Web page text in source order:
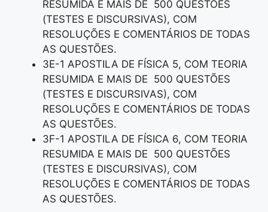
RESUMIDA E MAIS DE 500 QUESTÕES
(TESTES E DISCURSIVAS), COM
RESOLUÇÕES E COMENTÁRIOS DE TODAS
AS QUESTÕES.
3E-1 APOSTILA DE FÍSICA 5, COM TEORIA
RESUMIDA E MAIS DE 500 QUESTÕES
(TESTES E DISCURSIVAS), COM
RESOLUÇÕES E COMENTÁRIOS DE TODAS
AS QUESTÕES.
3F-1 APOSTILA DE FÍSICA 6, COM TEORIA
RESUMIDA E MAIS DE 500 QUESTÕES
(TESTES E DISCURSIVAS), COM
RESOLUÇÕES E COMENTÁRIOS DE TODAS
AS QUESTÕES.